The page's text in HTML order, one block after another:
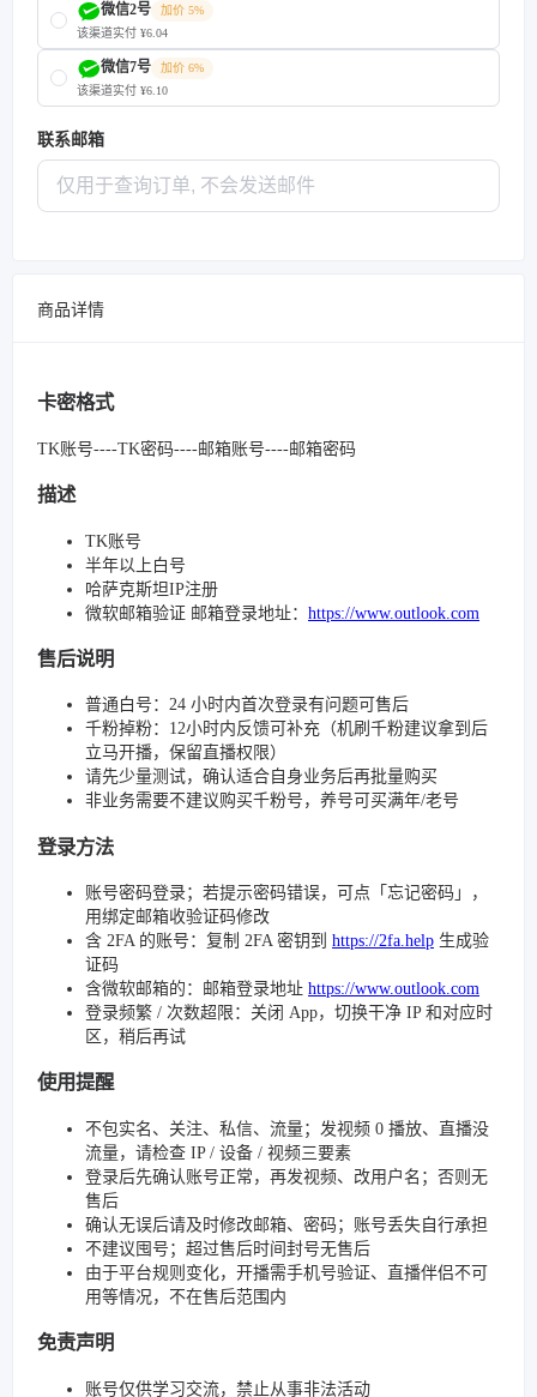
微信2号
加价 5%
该渠道实付 ¥6.04
微信7号
加价 6%
该渠道实付 ¥6.10
联系邮箱
商品详情
卡密格式
TK账号----TK密码----邮箱账号----邮箱密码
描述
TK账号
半年以上白号
哈萨克斯坦IP注册
微软邮箱验证 邮箱登录地址： https://www.outlook.com
售后说明
普通白号：24 小时内首次登录有问题可售后
千粉掉粉：12小时内反馈可补充（机刷千粉建议拿到后
立马开播，保留直播权限）
请先少量测试，确认适合自身业务后再批量购买
非业务需要不建议购买千粉号，养号可买满年/老号
登录方法
账号密码登录；若提示密码错误，可点「忘记密码」，
用绑定邮箱收验证码修改
含 2FA 的账号：复制 2FA 密钥到 https://2fa.help 生成验
证码
含微软邮箱的：邮箱登录地址 https://www.outlook.com
登录频繁 / 次数超限：关闭 App，切换干净 IP 和对应时
区，稍后再试
使用提醒
不包实名、关注、私信、流量；发视频 0 播放、直播没
流量，请检查 IP / 设备 / 视频三要素
登录后先确认账号正常，再发视频、改用户名；否则无
售后
确认无误后请及时修改邮箱、密码；账号丢失自行承担
不建议囤号；超过售后时间封号无售后
由于平台规则变化，开播需手机号验证、直播伴侣不可
用等情况，不在售后范围内
免责声明
账号仅供学习交流，禁止从事非法活动